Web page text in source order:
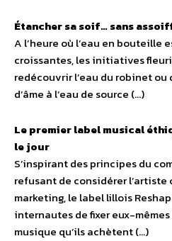
Étancher sa soif… sans
A l’heure où l’eau en bouteille
croissantes, les initiatives
redécouvrir l’eau du robinet
d’âme à l’eau de source (…)
Le premier label musical
le jour
S’inspirant des principes du
refusant de considérer l’artiste
marketing, le label lillois
internautes de fixer eux-
musique qu’ils achètent (…)